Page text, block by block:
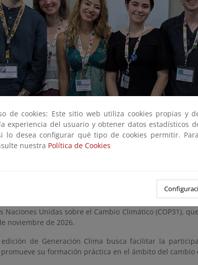
para la Transición Ecológica y el Reto Demográfico
para impulsar la acción climática juvenil en la
Naciones Unidas sobre el Cambio Climático (COP31),
noviembre de 2026.
edición de Generación Clima busca facilitar la
su formación práctica en el ámbito del cambio
de cookies: Este sitio web utiliza cookies propias y
experiencia del usuario y obtener datos estadísticos
lo desea configurar qué tipo de cookies permitir.
nuestra Política de Cookies